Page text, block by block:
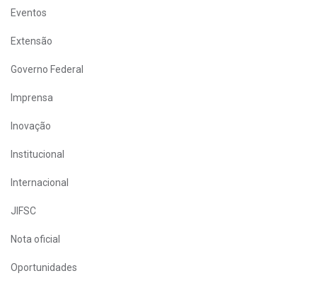
Eventos
Extensão
Governo Federal
Imprensa
Inovação
Institucional
Internacional
JIFSC
Nota oficial
Oportunidades